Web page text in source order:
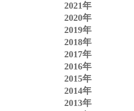
2021年
2020年
2019年
2018年
2017年
2016年
2015年
2014年
2013年